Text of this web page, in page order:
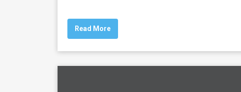
c
e
b
o
tt
er
Read More